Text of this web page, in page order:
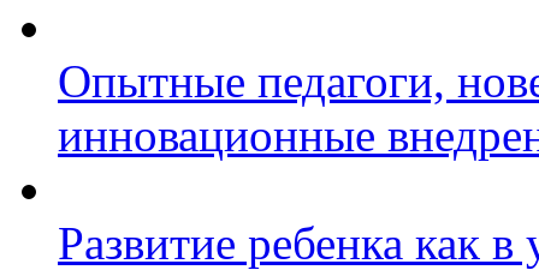
Опытные педагоги,
инновационные
Развитие ребенка как